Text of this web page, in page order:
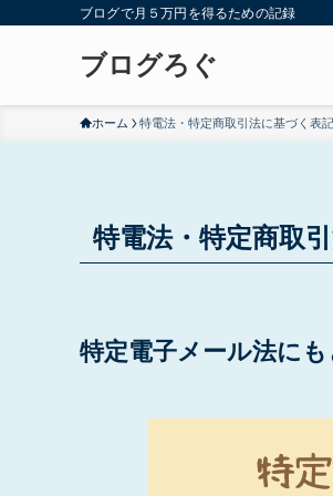
ブログで月５万円を得るための記録
ブログろぐ
ホーム 特電法・特定商取引法に基づく表記
特電法・特定商取
特定電子メール法に